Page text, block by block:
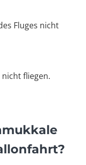
Fluges nicht
fliegen.